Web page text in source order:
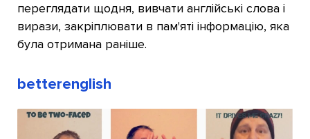
переглядати щодня, вивчати англійські слова і
вирази, закріплювати в пам'яті інформацію, яка
була отримана раніше.
betterenglish